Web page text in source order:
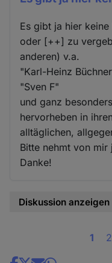
Es gibt ja hier
oder [++] zu
anderen) v.a.
"Karl-Heinz
"Sven F"
und ganz
hervorheben in
alltäglichen,
Bitte nehmt von
Danke!
Diskussion anzeigen
Seite
1 2